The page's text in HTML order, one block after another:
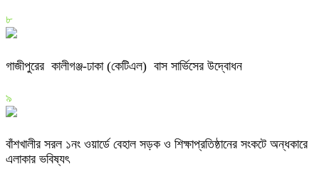
৮
গাজীপুরের কালীগঞ্জ-ঢাকা (কেটিএল) বাস সার্ভিসের উদ্বোধন
৯
বাঁশখালীর সরল ১নং ওয়ার্ডে বেহাল সড়ক ও শিক্ষাপ্রতিষ্ঠানের সংকটে অন্ধকারে
এলাকার ভবিষ্যৎ